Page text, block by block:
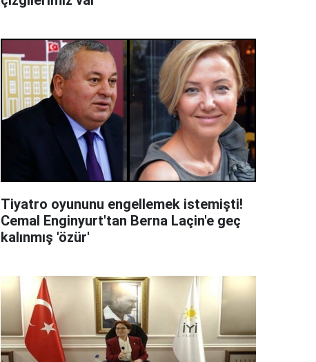
Tiyatro oyununu engellemek istemişti!
Cemal Enginyurt'tan Berna Laçin'e geç
kalınmış 'özür'